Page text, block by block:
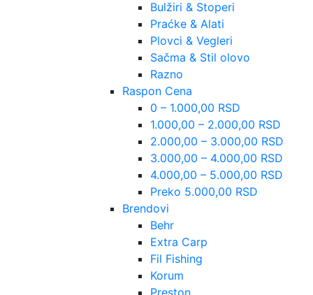
Bulžiri & Stoperi
Praćke & Alati
Plovci & Vegleri
Sačma & Stil olovo
Razno
Raspon Cena
0 – 1.000,00 RSD
1.000,00 – 2.000,00 RSD
2.000,00 – 3.000,00 RSD
3.000,00 – 4.000,00 RSD
4.000,00 – 5.000,00 RSD
Preko 5.000,00 RSD
Brendovi
Behr
Extra Carp
Fil Fishing
Korum
Preston